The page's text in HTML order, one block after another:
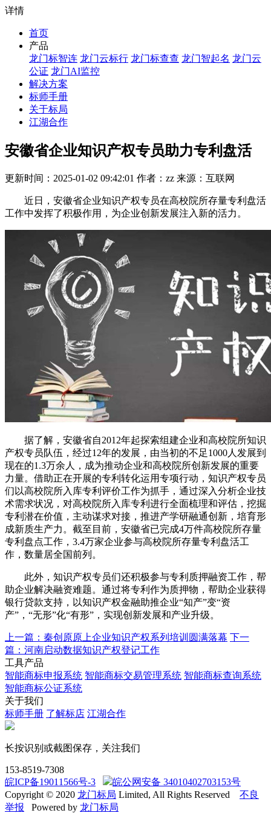
详情
首页
产品
龙门标智连 龙门云标行 龙门标查查 龙门智起名 龙门云
公证 龙门AI监控
解决方案
标师手册
关于标局
江湖合作
安徽省企业知识产权专员助力专利盘活
更新时间：2025-01-02 09:42:01 作者：zz 来源：互联网
近日，安徽省企业知识产权专员在高校院所存量专利盘活
工作中发挥了积极作用，为企业创新发展注入新的活力。
据了解，安徽省自2012年起探索组建企业和高校院所知识
产权专员队伍，经过12年的发展，由当初的不足1000人发展到
现在的1.3万余人，成为推动企业和高校院所创新发展的重要
力量。借助正在开展的专利转化运用专项行动，知识产权专员
们以高校院所入库专利评价工作为抓手，通过深入分析企业技
术需求状况，对高校院所入库专利进行全面梳理和评估，挖掘
专利潜在价值，主动谋求对接，推进产学研融通创新，培育形
成新质生产力。截至目前，安徽省已完成4万件高校院所存量
专利盘点工作，3.4万家企业参与高校院所存量专利盘活工
作，数量居全国前列。
此外，知识产权专员们还积极参与专利质押融资工作，帮
助企业解决融资难题。通过将专利作为质押物，帮助企业获得
银行贷款支持，以知识产权金融助推企业“知产”变“资
产”，“无形”化“有形”，实现创新发展和产业升级。
上一篇：秦创原原上企业知识产权系列培训圆满落幕 下一
篇：河南启动数据知识产权登记工作
工具产品
智能商标申报系统 智能商标交易管理系统 智能商标查询系统
智能商标公证系统
关于我们
标师手册 了解标店 江湖合作
长按识别或截图保存，关注我们
153-8519-7308
皖ICP备19011566号-3
皖公网安备 34010402703153号
Copyright © 2020 龙门标局 Limited, All Rights Reserved 不良
举报 Powered by 龙门标局